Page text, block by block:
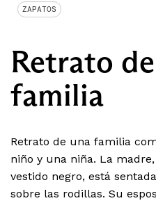
ZAPATOS
Retrato
familia
Retrato de una familia
niño y una niña. La
vestido negro, está
sobre las rodillas. Su